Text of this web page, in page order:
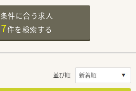
条件に合う求人
7件を検索する
並び順